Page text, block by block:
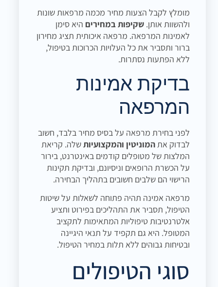
מומלץ לקבל הצעות מחיר מכמה מרפאות שונות
ולהשוות אותן. שקיפות במחירים היא סימן
לאמינות המרפאה. מרפאה איכותית תציג מחירון
ברור ותסביר את כל העלויות הכרוכות בטיפול,
ללא הפתעות נסתרות.
בדיקת אמינות
המרפאה
לפני בחירת מרפאה על בסיס מחיר בלבד, חשוב
לבדוק את המוניטין והמקצועיותשלה. קריאת
המלצות של מטופלים קודמים באינטרנט, בירור
על הכשרת הרופאים וניסיונם, ובדיקת תקינות
הרישוי הם שלבים חשובים בתהליך הבחירה.
מרפאה אמינה תהיה פתוחה לשאלות על שיטות
הטיפול, תסביר את התהליכים בפירוט ותציע
אלטרנטיבות טיפוליות המתאימות לתקציב
המטופל. היא גם תקפיד על תנאי היגיינה
ובטיחות גבוהים ללא תלות במחיר הטיפול.
סוגי הטיפולים